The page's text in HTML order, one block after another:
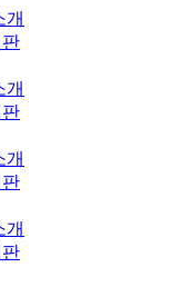
개
개
개
개